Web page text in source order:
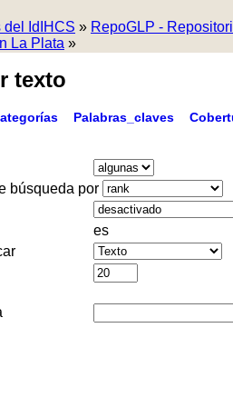
IdIHCS » RepoGLP -
La Plata »
texto
Palabras_claves
búsqueda por
es